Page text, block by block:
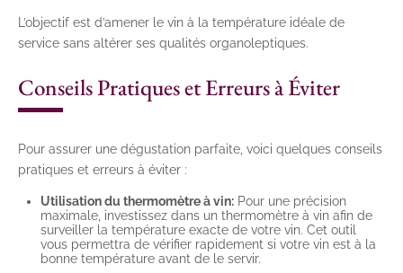
L’objectif est d’amener le vin à la température idéale de
service sans altérer ses qualités organoleptiques.
Conseils Pratiques et Erreurs à Éviter
Pour assurer une dégustation parfaite, voici quelques conseils
pratiques et erreurs à éviter :
Utilisation du thermomètre à vin: Pour une précision
maximale, investissez dans un thermomètre à vin afin de
surveiller la température exacte de votre vin. Cet outil
vous permettra de vérifier rapidement si votre vin est à la
bonne température avant de le servir.